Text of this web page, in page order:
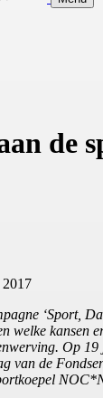
de
2017
‘Sport,
welke kansen
Op 19
van de